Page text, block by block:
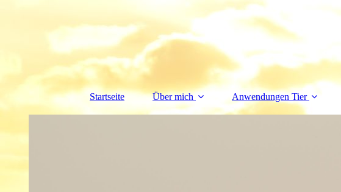
Startseite Über mich Anwendungen Tier